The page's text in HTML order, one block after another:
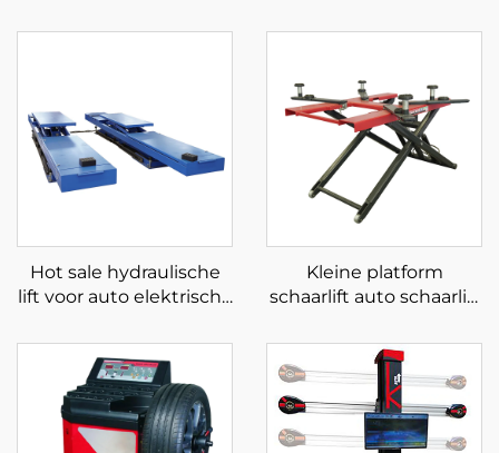
Hot sale hydraulische
lift voor auto elektrische
schaarlift voor auto
Kleine platform
schaarlift auto schaarlift
auto